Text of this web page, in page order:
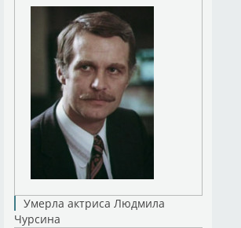
Умерла актриса Людмила
Чурсина